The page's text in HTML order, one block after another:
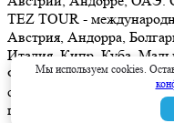
TEZ TOUR -
Австрия, Андорра,
Италия, Кипр, Куба,
Франция, Шри-Ланка.
сайте, не является ни
положениями Статьи 437
Мы используем cookies.